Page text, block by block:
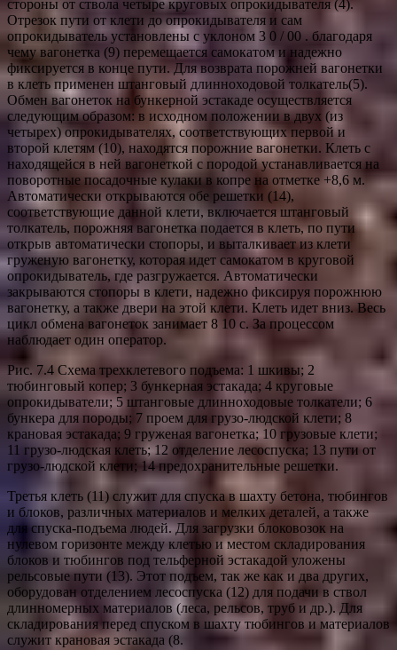
стороны от ствола четыре круговых опрокидывателя (4).
Отрезок пути от клети до опрокидывателя и сам
опрокидыватель установлены с уклоном 3 0 / 00 . благодаря
чему вагонетка (9) перемещается самокатом и надежно
фиксируется в конце пути. Для возврата порожней вагонетки
в клеть применен штанговый длинноходовой толкатель(5).
Обмен вагонеток на бункерной эстакаде осуществляется
следующим образом: в исходном положении в двух (из
четырех) опрокидывателях, соответствующих первой и
второй клетям (10), находятся порожние вагонетки. Клеть с
находящейся в ней вагонеткой с породой устанавливается на
поворотные посадочные кулаки в копре на отметке +8,6 м.
Автоматически открываются обе решетки (14),
соответствующие данной клети, включается штанговый
толкатель, порожняя вагонетка подается в клеть, по пути
открыв автоматически стопоры, и выталкивает из клети
груженую вагонетку, которая идет самокатом в круговой
опрокидыватель, где разгружается. Автоматически
закрываются стопоры в клети, надежно фиксируя порожнюю
вагонетку, а также двери на этой клети. Клеть идет вниз. Весь
цикл обмена вагонеток занимает 8 10 с. За процессом
наблюдает один оператор.
Рис. 7.4 Схема трехклетевого подъема: 1 шкивы; 2
тюбинговый копер; 3 бункерная эстакада; 4 круговые
опрокидыватели; 5 штанговые длинноходовые толкатели; 6
бункера для породы; 7 проем для грузо-людской клети; 8
крановая эстакада; 9 груженая вагонетка; 10 грузовые клети;
11 грузо-людская клеть; 12 отделение лесоспуска; 13 пути от
грузо-людской клети; 14 предохранительные решетки.
Третья клеть (11) служит для спуска в шахту бетона, тюбингов
и блоков, различных материалов и мелких деталей, а также
для спуска-подъема людей. Для загрузки блоковозок на
нулевом горизонте между клетью и местом складирования
блоков и тюбингов под тельферной эстакадой уложены
рельсовые пути (13). Этот подъем, так же как и два других,
оборудован отделением лесоспуска (12) для подачи в ствол
длинномерных материалов (леса, рельсов, труб и др.). Для
складирования перед спуском в шахту тюбингов и материалов
служит крановая эстакада (8.